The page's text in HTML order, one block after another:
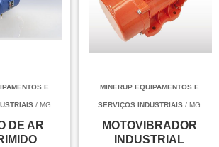
E
/ MG
DE AR
MINERUP EQUIPAMENTOS E
SERVIÇOS INDUSTRIAIS / MG
MOTOVIBRADOR
INDUSTRIAL